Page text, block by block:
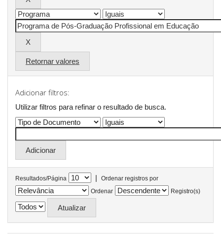
Retornar valores
Adicionar filtros:
Utilizar filtros para refinar o resultado de busca.
Resultados/Página |
Ordenar registros por
Ordenar
Registro(s)